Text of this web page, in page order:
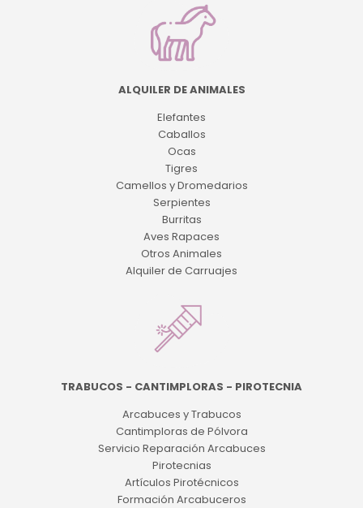
ALQUILER DE ANIMALES
Elefantes
Caballos
Ocas
Tigres
Camellos y Dromedarios
Serpientes
Burritas
Aves Rapaces
Otros Animales
Alquiler de Carruajes
TRABUCOS - CANTIMPLORAS - PIROTECNIA
Arcabuces y Trabucos
Cantimploras de Pólvora
Servicio Reparación Arcabuces
Pirotecnias
Artículos Pirotécnicos
Formación Arcabuceros